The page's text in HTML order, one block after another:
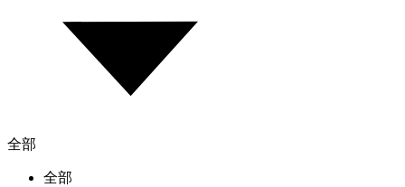
全部
全部